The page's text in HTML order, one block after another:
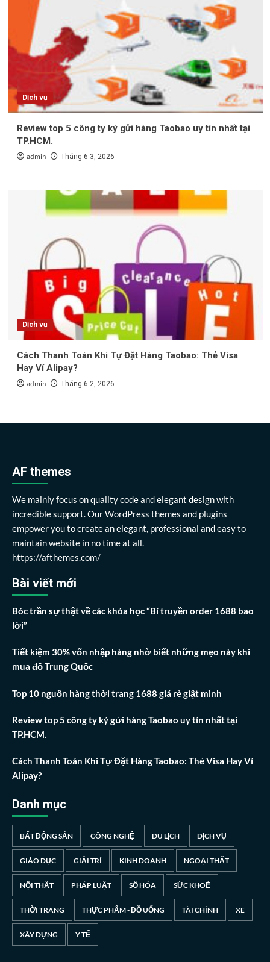
Dịch vụ
Review top 5 công ty ký gửi hàng Taobao uy tín nhất tại
TP.HCM.
admin Tháng 6 3, 2026
Dịch vụ
Cách Thanh Toán Khi Tự Đặt Hàng Taobao: Thẻ Visa
Hay Ví Alipay?
admin Tháng 6 2, 2026
AF themes
We mainly focus on quality code and elegant design with
incredible support. Our WordPress themes and plugins
empower you to create an elegant, professional and easy to
maintain website in no time at all.
https://afthemes.com/
Bài viết mới
Bóc trần sự thật về các khóa học “Bí truyền order 1688 bao
lời”
Tiết kiệm 30% vốn nhập hàng nhờ biết những mẹo này khi
mua đồ Trung Quốc
Top 10 nguồn hàng thời trang 1688 giá rẻ giật mình
Review top 5 công ty ký gửi hàng Taobao uy tín nhất tại
TP.HCM.
Cách Thanh Toán Khi Tự Đặt Hàng Taobao: Thẻ Visa Hay Ví
Alipay?
Danh mục
BẤT ĐỘNG SẢN CÔNG NGHỆ DU LỊCH DỊCH VỤ
GIÁO DỤC GIẢI TRÍ KINH DOANH NGOẠI THẤT
NỘI THẤT PHÁP LUẬT SỐ HÓA SỨC KHOẺ
THỜI TRANG THỰC PHẨM - ĐỒ UỐNG TÀI CHÍNH XE
XÂY DỰNG Y TẾ